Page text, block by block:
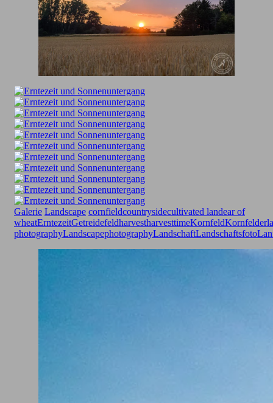
Galerie Landscape cornfieldcountrysidecultivated landear of
wheatErntezeitGetreidefeldharvestharvesttimeKornfeldKornfelder
photographyLandscapephotographyLandschaftLandschaftsfoto